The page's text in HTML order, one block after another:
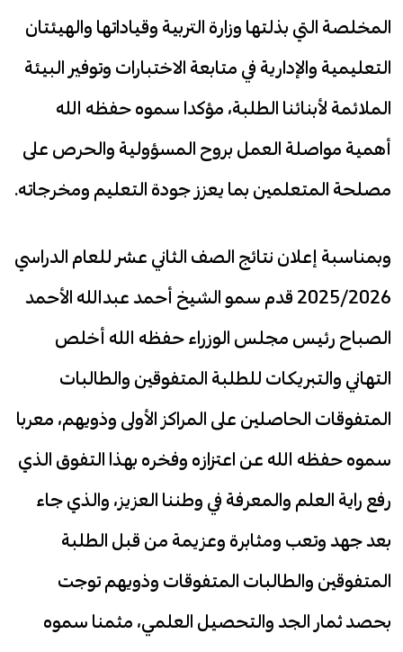
المخلصة التي بذلتها وزارة التربية وقياداتها والهيئتان
التعليمية والإدارية في متابعة الاختبارات وتوفير البيئة
الملائمة لأبنائنا الطلبة، مؤكدا سموه حفظه الله
أهمية مواصلة العمل بروح المسؤولية والحرص على
مصلحة المتعلمين بما يعزز جودة التعليم ومخرجاته.
وبمناسبة إعلان نتائج الصف الثاني عشر للعام الدراسي
2025/2026 قدم سمو الشيخ أحمد عبدالله الأحمد
الصباح رئيس مجلس الوزراء حفظه الله أخلص
التهاني والتبريكات للطلبة المتفوقين والطالبات
المتفوقات الحاصلين على المراكز الأولى وذويهم، معربا
سموه حفظه الله عن اعتزازه وفخره بهذا التفوق الذي
رفع راية العلم والمعرفة في وطننا العزيز، والذي جاء
بعد جهد وتعب ومثابرة وعزيمة من قبل الطلبة
المتفوقين والطالبات المتفوقات وذويهم توجت
بحصد ثمار الجد والتحصيل العلمي، مثمنا سموه